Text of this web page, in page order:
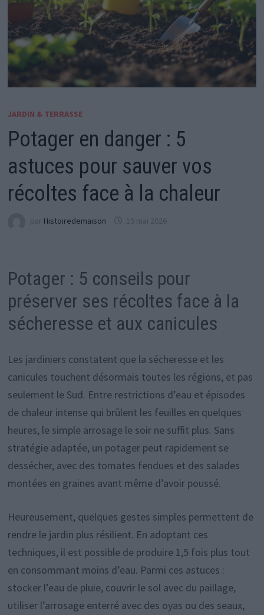
JARDIN & TERRASSE
Potager en danger : 5
astuces pour sauver vos
récoltes face à la chaleur
par Histoiredemaison 19 mai 2026
Potager : 5 conseils pour
préserver ses récoltes face à la
sécheresse et aux canicules
Les jardiniers constatent que la sécheresse et les
canicules touchent désormais toutes les régions, et pas
seulement le Sud. Entre restrictions d’eau et épisodes
de chaleur intense qui brûlent les feuilles en quelques
heures, le simple arrosage le soir ne suffit plus. Sans
stratégie adaptée, un potager peut rapidement se
dessécher, avec des tomates fendues et des salades
montées en graines avant même d’avoir poussé.
Heureusement, quelques gestes simples permettent de
rendre le jardin plus résilient. En adoptant ces
techniques, il est possible de produire 1,5 fois plus tout
en consommant moins d’eau. Parmi ces astuces :
stocker l’eau de pluie, couvrir le sol avec du paillage,
utiliser l’arrosage enterré avec des oyas ou des seaux,